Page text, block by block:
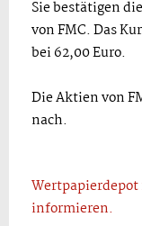
Sie bestätigen
von FMC. Das
bei 62,00 Euro.
Die Aktien von
nach.
informieren.